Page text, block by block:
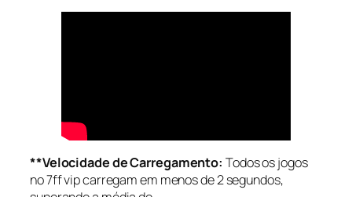
**Velocidade de Carregamento: Todos os jogos
no 7ff vip carregam em menos de 2 segundos,